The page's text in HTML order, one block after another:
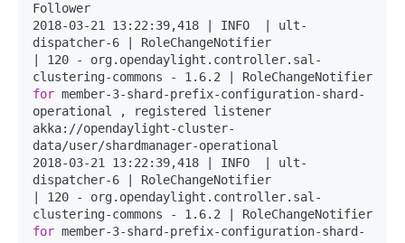
Follower
2018-03-21 13:22:39,418 | INFO  | ult-
dispatcher-6 | RoleChangeNotifier
| 120 - org.opendaylight.controller.sal-
for member-3-shard-prefix-configuration-shard-
operational , registered listener
akka://opendaylight-cluster-
data/user/shardmanager-operational
2018-03-21 13:22:39,418 | INFO  | ult-
dispatcher-6 | RoleChangeNotifier
| 120 - org.opendaylight.controller.sal-
for member-3-shard-prefix-configuration-shard-